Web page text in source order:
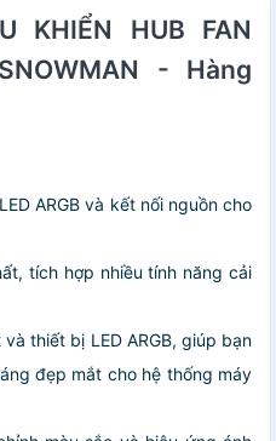
KHIỂN HUB FAN
- Hàng
ARGB và kết nối nguồn cho
tích hợp nhiều tính năng cải
thiết bị LED ARGB, giúp bạn
đẹp mắt cho hệ thống máy